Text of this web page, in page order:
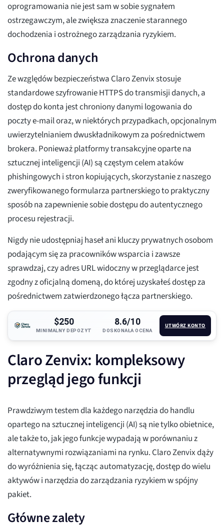
oprogramowania nie jest sam w sobie sygnałem
ostrzegawczym, ale zwiększa znaczenie starannego
dochodzenia i ostrożnego zarządzania ryzykiem.
Ochrona danych
Ze względów bezpieczeństwa Claro Zenvix stosuje
standardowe szyfrowanie HTTPS do transmisji danych, a
dostęp do konta jest chroniony danymi logowania do
poczty e-mail oraz, w niektórych przypadkach, opcjonalnym
uwierzytelnianiem dwuskładnikowym za pośrednictwem
brokera. Ponieważ platformy transakcyjne oparte na
sztucznej inteligencji (AI) są częstym celem ataków
phishingowych i stron kopiujących, skorzystanie z naszego
zweryfikowanego formularza partnerskiego to praktyczny
sposób na zapewnienie sobie dostępu do autentycznego
procesu rejestracji.
Nigdy nie udostępniaj haseł ani kluczy prywatnych osobom
podającym się za pracowników wsparcia i zawsze
sprawdzaj, czy adres URL widoczny w przeglądarce jest
zgodny z oficjalną domeną, do której uzyskałeś dostęp za
pośrednictwem zatwierdzonego łącza partnerskiego.
$250
MINIMALNY DEPOZYT
8.6/10
DOSKONAŁA OCENA
UTWÓRZ KONTO
Claro Zenvix: kompleksowy
przegląd jego funkcji
Prawdziwym testem dla każdego narzędzia do handlu
opartego na sztucznej inteligencji (AI) są nie tylko obietnice,
ale także to, jak jego funkcje wypadają w porównaniu z
alternatywnymi rozwiązaniami na rynku. Claro Zenvix dąży
do wyróżnienia się, łącząc automatyzację, dostęp do wielu
aktywów i narzędzia do zarządzania ryzykiem w spójny
pakiet.
Główne zalety